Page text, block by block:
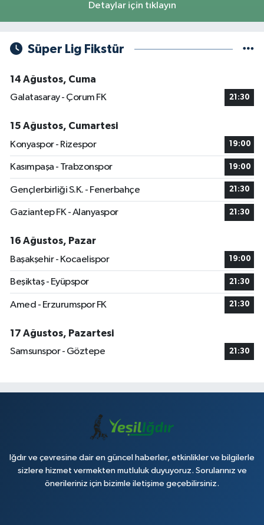
Detaylar için tıklayın
Süper Lig Fikstür
14 Ağustos, Cuma
Galatasaray - Çorum FK
21:30
15 Ağustos, Cumartesi
Konyaspor - Rizespor
19:00
Kasımpaşa - Trabzonspor 19:00
Gençlerbirliği S.K. - Fenerbahçe 21:30
Gaziantep FK - Alanyaspor 21:30
16 Ağustos, Pazar
Başakşehir - Kocaelispor
19:00
Beşiktaş - Eyüpspor 21:30
Amed - Erzurumspor FK 21:30
17 Ağustos, Pazartesi
Samsunspor - Göztepe
21:30
Iğdır ve çevresine dair en güncel haberler, etkinlikler ve bilgilerle
sizlere hizmet vermekten mutluluk duyuyoruz. Sorularınız ve
önerileriniz için bizimle iletişime geçebilirsiniz.